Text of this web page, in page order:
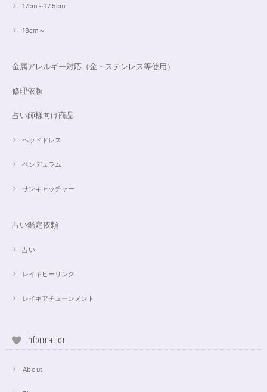
17cm～17.5cm
18cm～
金属アレルギー対応（金・ステンレス等使用）
修理依頼
占い師様向け商品
ヘッドドレス
ペンデュラム
サンキャッチャー
占い鑑定依頼
占い
レイキヒーリング
レイキアチューンメント
Information
About